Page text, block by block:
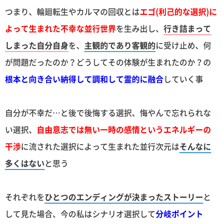
つまり、輪廻転生やカルマの回収とはエゴ(利己的な選択)に
よって生まれた不幸な並行世界を生み出し、 行き詰まって
しまった自分自身を、 主観的であり客観的に受け止め、何
が問題だったのか？どうしてその体験が生まれたのか？の
根本と向き合い納得して調和して霊的に融合していく事
自分が不幸だ…と後で後悔する選択、悔やんで忘れられな
い選択、 自由意志では無い一時の感情というエネルギーの
干渉に流された選択によって生まれた並行次元はそんなに
多くはないと思う
それぞれをひとつのエンディングが決まったストーリーと
して見た場合、今の私はシナリオ選択して分岐ポイント